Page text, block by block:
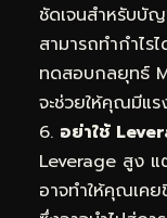
ชัดเจนสำหรับบัญ
สามารถทำกำไร
ทดสอบกลยุทธ์
จะช่วยให้คุณมีแ
6. อย่าใช้
Leverage สูง
อาจทำให้คุณเค